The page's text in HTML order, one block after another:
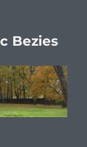
Bezies